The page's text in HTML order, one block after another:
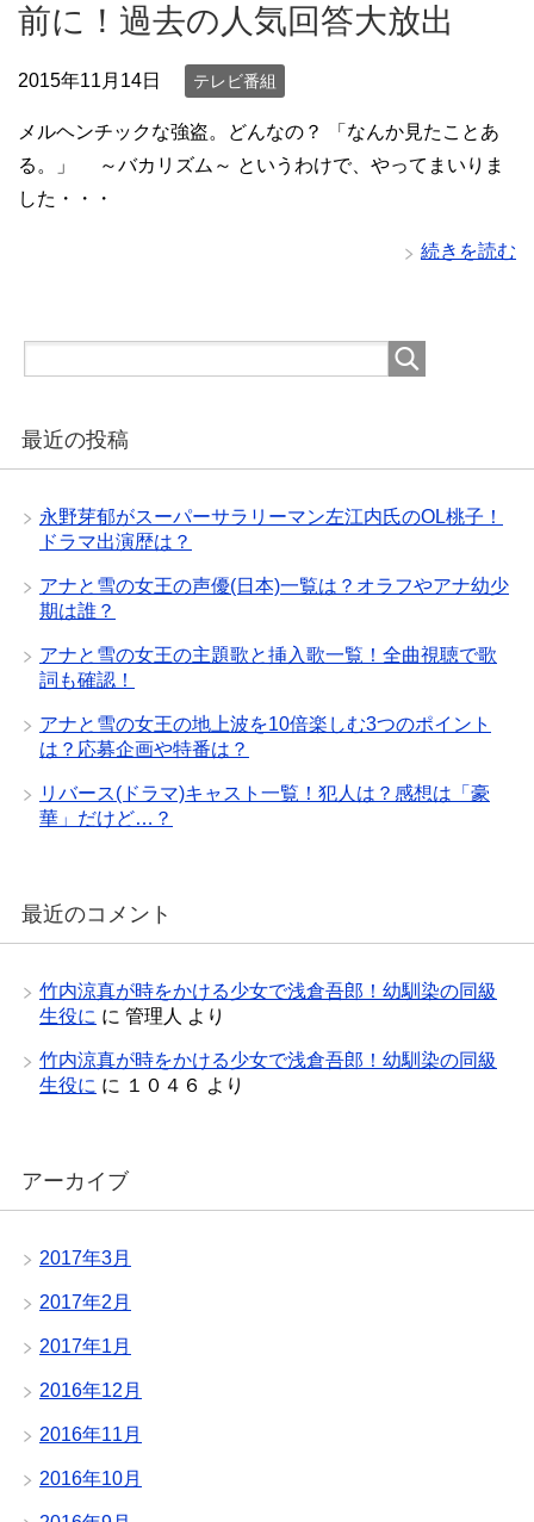
前に！過去の人気回答大放出
2015年11月14日 テレビ番組
メルヘンチックな強盗。どんなの？ 「なんか見たことあ
る。」 ～バカリズム～ というわけで、やってまいりま
した・・・
続きを読む
最近の投稿
永野芽郁がスーパーサラリーマン左江内氏のOL桃子！
ドラマ出演歴は？
アナと雪の女王の声優(日本)一覧は？オラフやアナ幼少
期は誰？
アナと雪の女王の主題歌と挿入歌一覧！全曲視聴で歌
詞も確認！
アナと雪の女王の地上波を10倍楽しむ3つのポイント
は？応募企画や特番は？
リバース(ドラマ)キャスト一覧！犯人は？感想は「豪
華」だけど…？
最近のコメント
竹内涼真が時をかける少女で浅倉吾郎！幼馴染の同級
生役に に 管理人 より
竹内涼真が時をかける少女で浅倉吾郎！幼馴染の同級
生役に に １０４６ より
アーカイブ
2017年3月
2017年2月
2017年1月
2016年12月
2016年11月
2016年10月